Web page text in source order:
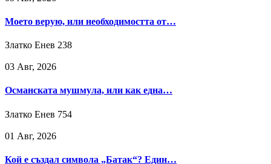
Моето верую, или необходимостта от…
Златко Енев 238
03 Авг, 2026
Османската мушмула, или как една…
Златко Енев 754
01 Авг, 2026
Кой е създал символа „Батак“? Един…